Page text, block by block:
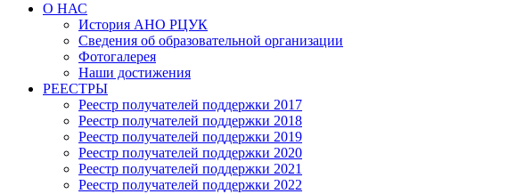
О НАС
История АНО РЦУК
Сведения об образовательной организации
Фотогалерея
Наши достижения
РЕЕСТРЫ
Реестр получателей поддержки 2017
Реестр получателей поддержки 2018
Реестр получателей поддержки 2019
Реестр получателей поддержки 2020
Реестр получателей поддержки 2021
Реестр получателей поддержки 2022